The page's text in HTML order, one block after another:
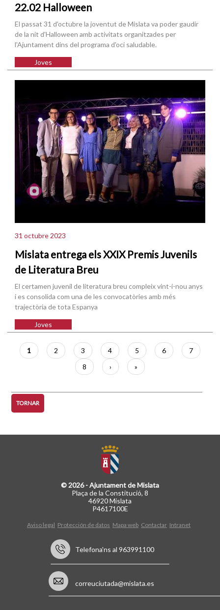
22.02 Halloween
El passat 31 d'octubre la joventut de Mislata va poder gaudir
de la nit d'Halloween amb activitats organitzades per
l'Ajuntament dins del programa d'oci saludable.
Joves
31 octubre 2023
Mislata entrega els XXIX Premis Juvenils
de Literatura Breu
El certamen juvenil de literatura breu compleix vint-i-nou anys
i es consolida com una de les convocatòries amb més
trajectòria de tota Espanya
Joves
Paginació
Pàgina
actual
1 Pàgina
2 Pàgina
3 Pàgina
4 Pàgina
5 Pàgina
6 Pàgina
7
Pàgina
8
Pàgina
següent
›
Última
pàgina
»
TORNAR
© 2026 - Ajuntament de Mislata
Plaça de la Constitució, 8
46920 Mislata
P4617100E
Aviso legal Protección de datos Mapa web Contactar Intranet
Telefona'ns al 963991100
correuciutada@mislata.es